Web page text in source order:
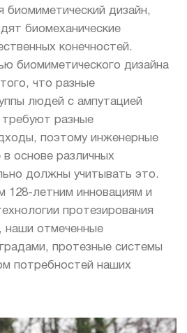
биомиметический дизайн,
биомеханические
конечностей.
биомиметического дизайна
что разные
людей с ампутацией
требуют разные
поэтому инженерные
основе различных
должны учитывать это.
128-летним инновациям и
протезирования
наши отмеченные
протезные системы
потребностей наших